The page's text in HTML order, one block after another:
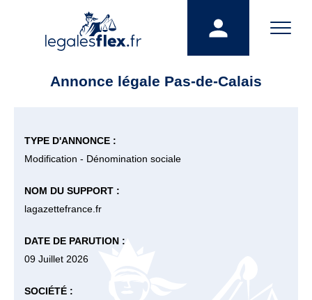
Annonce légale Pas-de-Calais
TYPE D'ANNONCE :
Modification - Dénomination sociale
NOM DU SUPPORT :
lagazettefrance.fr
DATE DE PARUTION :
09 Juillet 2026
SOCIÉTÉ :